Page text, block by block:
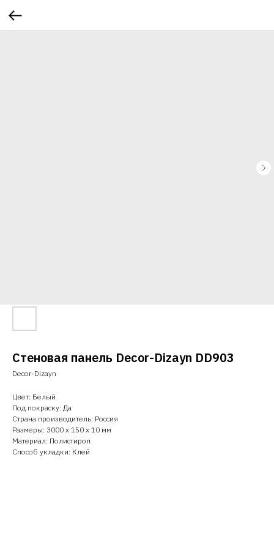
Стеновая панель Decor-Dizayn DD903
Decor-Dizayn
Цвет: Белый
Под покраску: Да
Страна производитель: Россия
Размеры: 3000 х 150 х 10 мм
Материал: Полистирол
Способ укладки: Клей